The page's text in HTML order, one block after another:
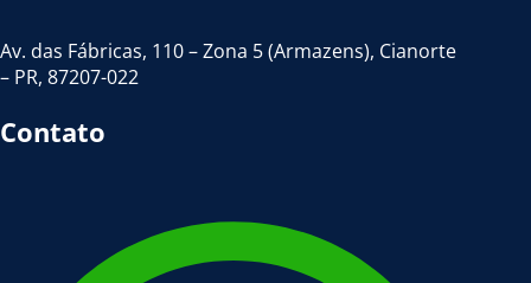
Av. das Fábricas, 110 – Zona 5 (Armazens), Cianorte
– PR, 87207-022
Contato